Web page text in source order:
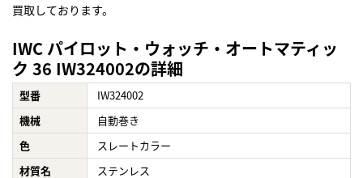
買取しております。
IWC パイロット・ウォッチ・オートマティッ
ク 36 IW324002の詳細
型番
IW324002
機械
自動巻き
色
スレートカラー
材質名
ステンレス